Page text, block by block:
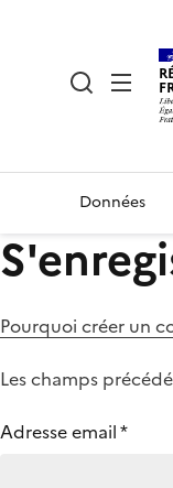
Données
Pourquoi créer un
Les champs
Adresse email*